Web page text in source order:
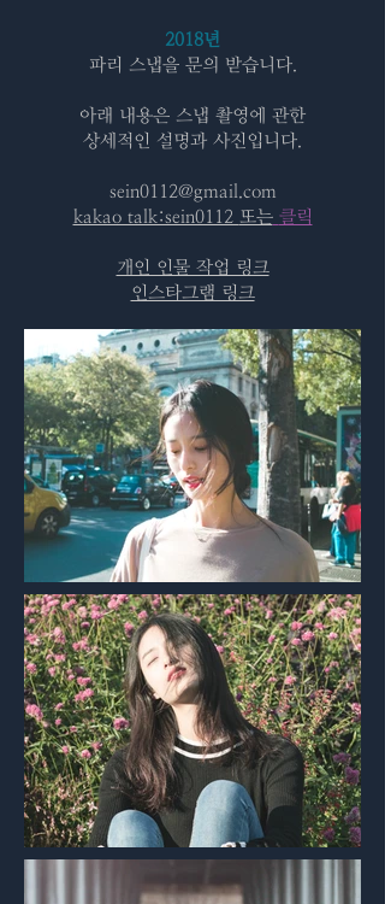
2018년
파리 스냅을 문의 받습니다.
아래 내용은 스냅 촬영에 관한
​상세적인 설명과 사진입니다.
sein0112@gmail.com
kakao talk:sein0112 또는 클릭
개인 인물 작업 링크
인스타그램 링크